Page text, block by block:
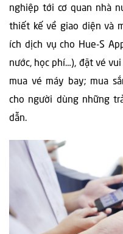
nghiệp tới cơ quan nhà
thiết kế về giao diện và
ích dịch vụ cho Hue-S
nước, học phí…), đặt vé
mua vé máy bay; mua
cho người dùng những
dẫn.